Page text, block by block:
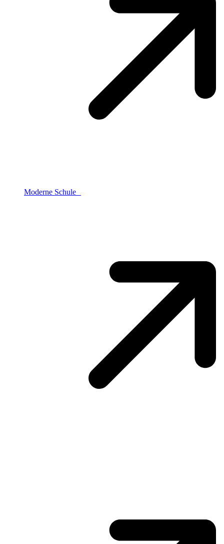
Moderne Schule